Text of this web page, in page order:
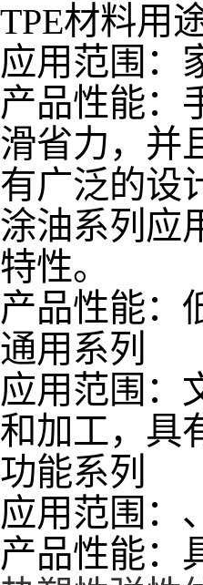
TPE材料用
应用范围：
产品性能：
滑省力，并
有广泛的设
涂油系列应
特性。
产品性能：
通用系列
应用范围：
和加工，具
功能系列
应用范围：
产品性能：